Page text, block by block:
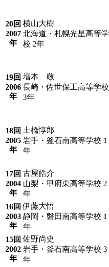
20回
2007
年
横山大樹
北海道・札幌光星高等学
校 2年
19回
2006
年
増本 敬
長崎・佐世保工高等学校
3年
18回
2005
年
土橋惇郎
岩手・釜石南高等学校 1
年
17回
2004
年
古屋皓介
山梨・甲府東高等学校 2
年
16回
2003
年
伊藤大悟
静岡・磐田南高等学校 1
年
15回
2002
年
佐野尚史
岩手・釜石南高等学校 3
年